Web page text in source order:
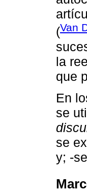
(Van
la
que
En
se
se
y; -